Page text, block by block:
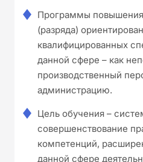
Программы повышения
(разряда)
квалифицированных
данной сфере – как
производственный
администрацию.
Цель обучения –
совершенствование
компетенций,
данной сфере